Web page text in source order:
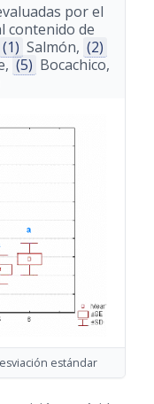
por el
contenido de
(1) Salmón, (2)
(5) Bocachico,
estándar